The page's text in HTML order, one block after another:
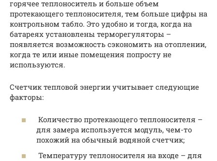
горячее теплоноситель и больше объем
протекающего теплоносителя, тем больше цифры на
контрольном табло. Это удобно и тогда, когда на
батареях установлены терморегуляторы –
появляется возможность сэкономить на отоплении,
когда те или иные помещения попросту не
используются.
Счетчик тепловой энергии учитывает следующие
факторы:
Количество протекающего теплоносителя –
для замера используется модуль, чем-то
похожий на обычный водяной счетчик;
Температуру теплоносителя на входе – для